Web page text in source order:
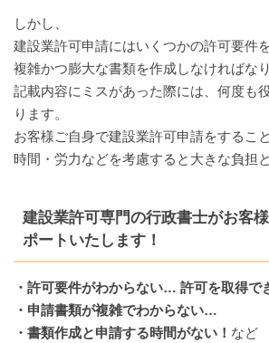
しかし、
建設業許可申請にはいくつかの許可要件
複雑かつ膨大な書類を作成しなければな
記載内容にミスがあった際には、何度も
ります。
お客様ご自身で建設業許可申請をするこ
時間・労力などを考慮すると大きな負担
建設業許可専門の行政書士がお客
ポートいたします！
・許可要件がわからない… 許可を取得で
・申請書類が複雑でわからない…
・書類作成と申請する時間がない！ など